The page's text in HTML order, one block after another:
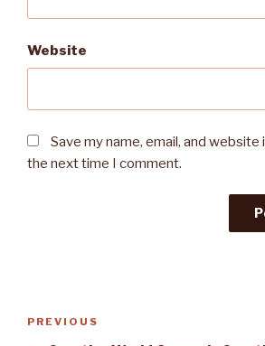
Website
Save my name, email, and
the next time I comment.
Previous
PREVIOUS